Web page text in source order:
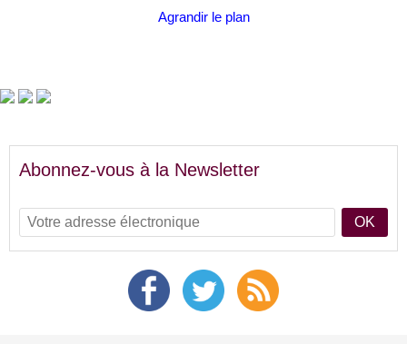
Agrandir le plan
Abonnez-vous à la Newsletter
OK